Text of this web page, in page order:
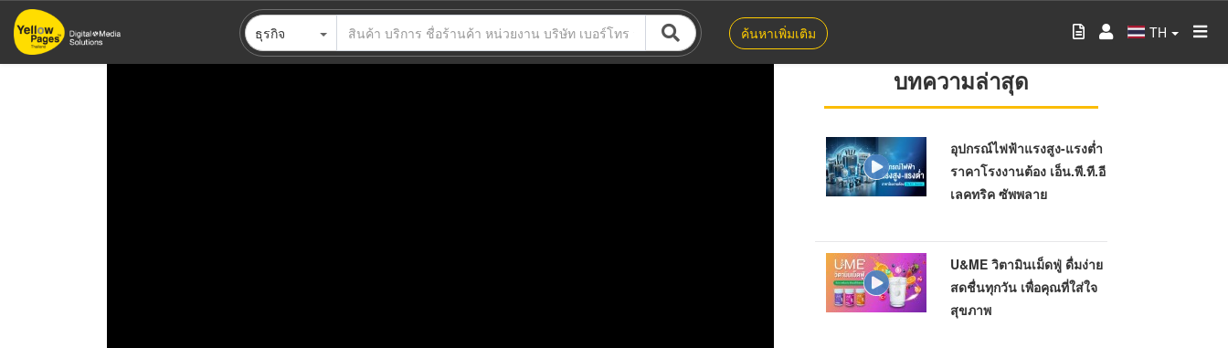
ข้าม
ไป
ธุรกิจ ค้นหาเพิ่มเติม TH
บทความล่าสุด
อุปกรณ์ไฟฟ้าแรงสูง-แรงต่ำ
ราคาโรงงานต้อง เอ็น.พี.ที.อี
เลคทริค ซัพพลาย
U&ME วิตามินเม็ดฟู่ ดื่มง่าย
สดชื่นทุกวัน เพื่อคุณที่ใส่ใจ
สุขภาพ